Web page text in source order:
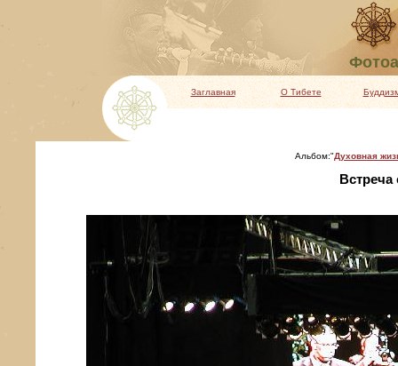
Заглавная О Тибете
Альбом:"Духовная